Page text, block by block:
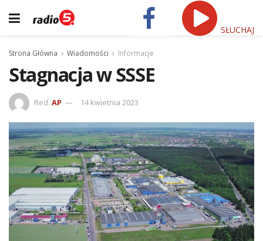
SŁUCHAJ
Strona Główna Wiadomości Informacje
Stagnacja w SSSE
Red. AP 14 kwietnia 2023